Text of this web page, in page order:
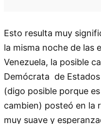
Esto resulta muy
la misma noche de las
Venezuela, la posible
Demócrata de
(digo posible porque
cambien) posteó en la
muy suave y